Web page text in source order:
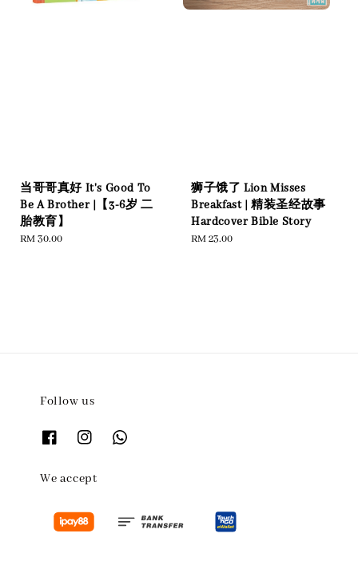
当哥哥真好 It's Good To
Be A Brother |【3-6岁 二
胎教育】
Regular
RM 30.00
狮子饿了 Lion Misses
Breakfast | 精装圣经故事
Hardcover Bible Story
Regular
RM 23.00
Follow us
We accept